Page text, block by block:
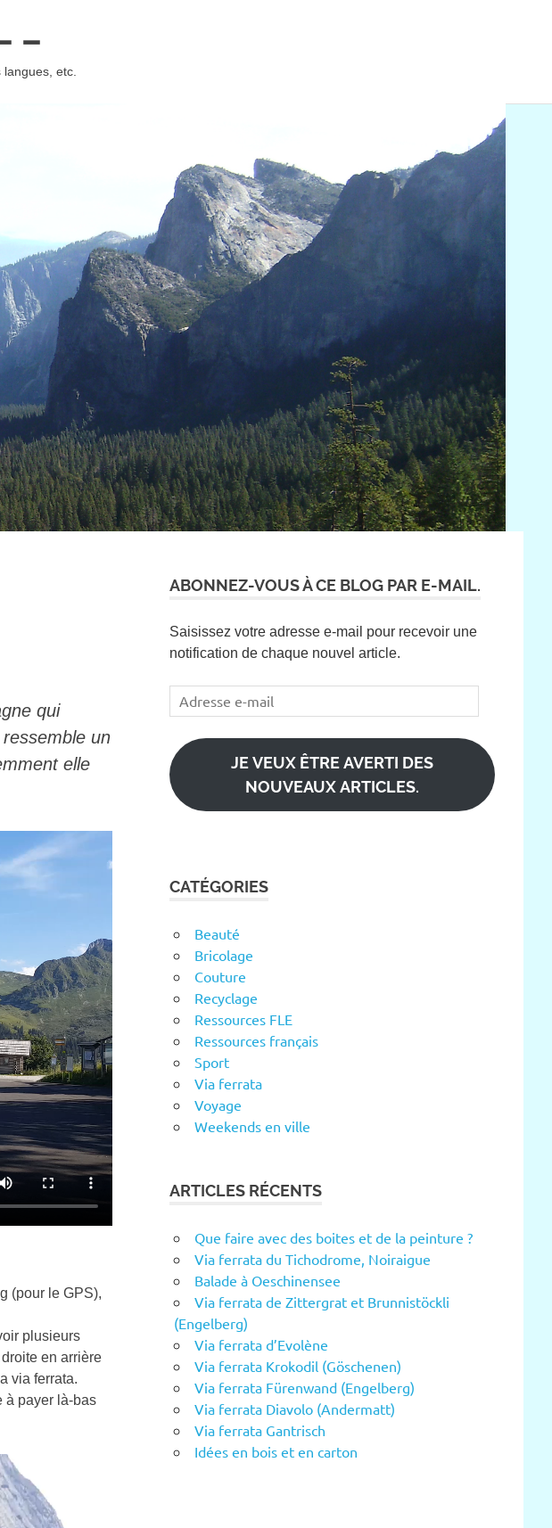
–
etc.
qui
ressemble un
elle
(pour le GPS),
plusieurs
en arrière
via ferrata.
à payer là-bas
ABONNEZ-VOUS À CE BLOG PAR E-MAIL.
Saisissez votre adresse e-mail pour recevoir une
notification de chaque nouvel article.
Adresse
e-
mail
JE VEUX ÊTRE AVERTI DES
NOUVEAUX ARTICLES.
CATÉGORIES
Beauté
Bricolage
Couture
Recyclage
Ressources FLE
Ressources français
Sport
Via ferrata
Voyage
Weekends en ville
ARTICLES RÉCENTS
Que faire avec des boites et de la peinture ?
Via ferrata du Tichodrome, Noiraigue
Balade à Oeschinensee
Via ferrata de Zittergrat et Brunnistöckli
(Engelberg)
Via ferrata d’Evolène
Via ferrata Krokodil (Göschenen)
Via ferrata Fürenwand (Engelberg)
Via ferrata Diavolo (Andermatt)
Via ferrata Gantrisch
Idées en bois et en carton